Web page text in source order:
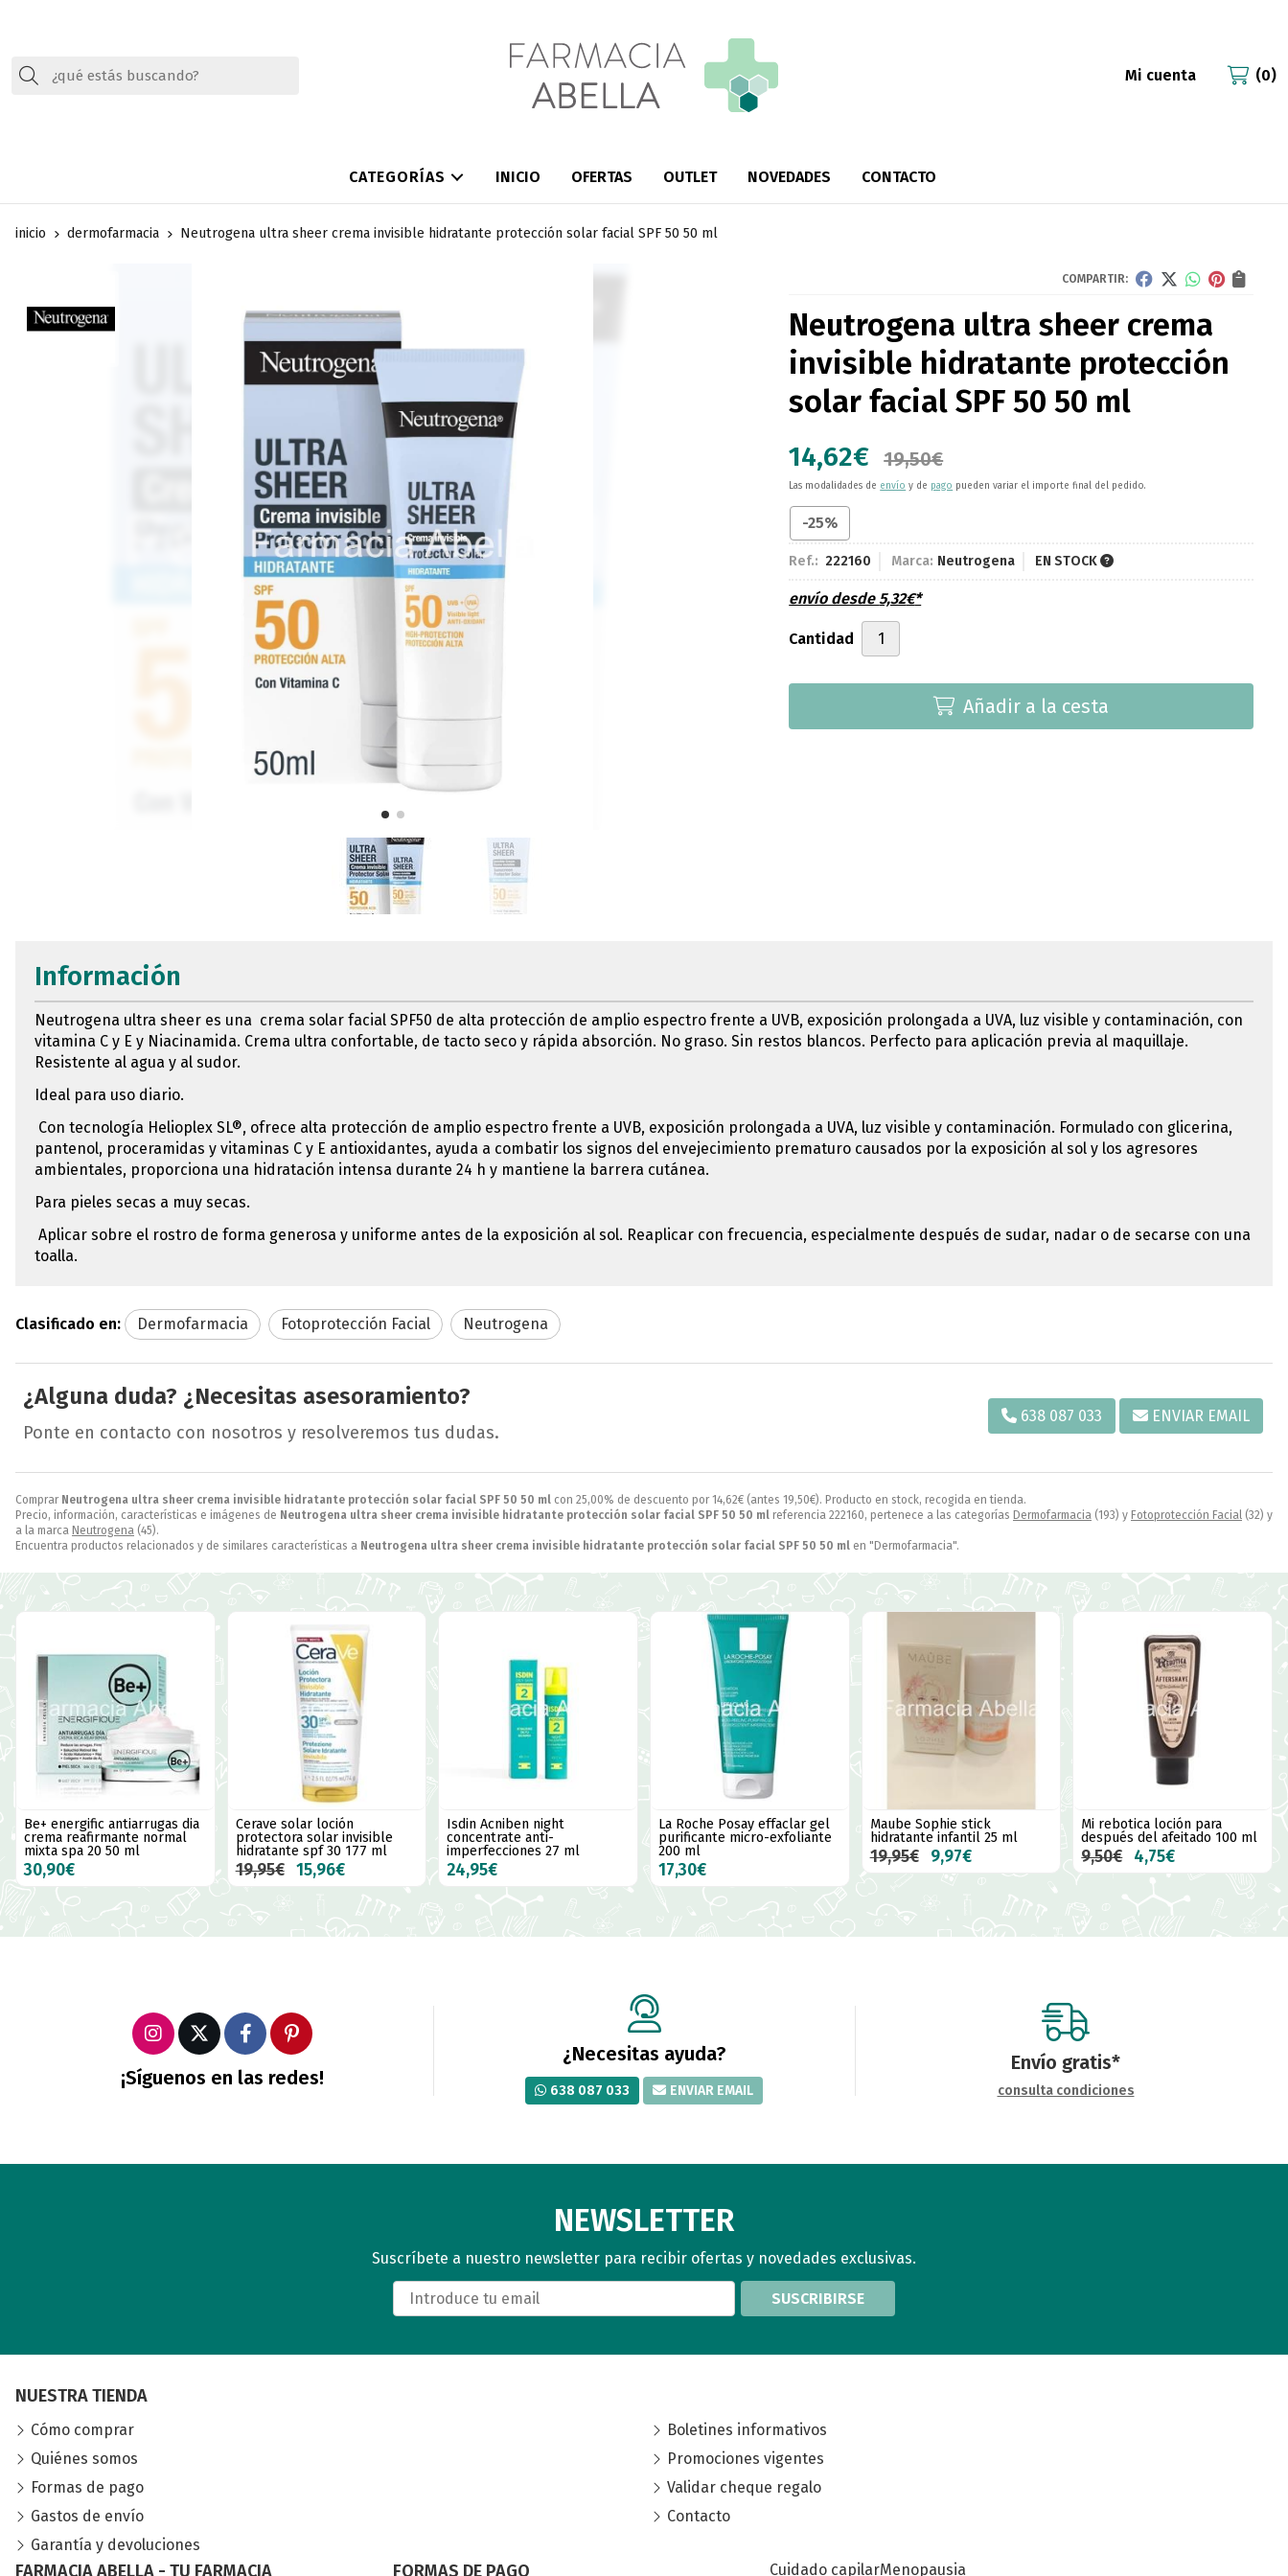
Buscar Mi cuenta 0
CATEGORÍAS INICIO OFERTAS OUTLET NOVEDADES CONTACTO
inicio dermofarmacia Neutrogena ultra sheer crema invisible hidratante protección solar facial SPF 50 50 ml
COMPARTIR:
Neutrogena ultra sheer crema
invisible hidratante protección
solar facial SPF 50 50 ml
14,62€ 19,50€
Las modalidades de envío y de pago pueden variar el importe final del pedido.
-25%
Ref.: 222160 Marca: Neutrogena EN STOCK
envío desde5,32€*
Cantidad
Añadir a la cesta
Comprar Neutrogena ultra sheer crema invisible hidratante protección solar facial SPF 50 50 ml con 25,00% de descuento por 14,62€ (antes 19,50€). Producto en stock, recogida en tienda.
Precio, información, características e imágenes de Neutrogena ultra sheer crema invisible hidratante protección solar facial SPF 50 50 ml referencia 222160, pertenece a las categorías Dermofarmacia (193) y Fotoprotección Facial (32) y
a la marca Neutrogena (45).
Encuentra productos relacionados y de similares características a Neutrogena ultra sheer crema invisible hidratante protección solar facial SPF 50 50 ml en "Dermofarmacia".
Información
Neutrogena ultra sheer es una crema solar facial SPF50 de alta protección de amplio espectro frente a UVB, exposición prolongada a UVA, luz visible y contaminación, con
vitamina C y E y Niacinamida. Crema ultra confortable, de tacto seco y rápida absorción. No graso. Sin restos blancos. Perfecto para aplicación previa al maquillaje.
Resistente al agua y al sudor.
Ideal para uso diario.
Con tecnología Helioplex SL®, ofrece alta protección de amplio espectro frente a UVB, exposición prolongada a UVA, luz visible y contaminación. Formulado con glicerina,
pantenol, proceramidas y vitaminas C y E antioxidantes, ayuda a combatir los signos del envejecimiento prematuro causados por la exposición al sol y los agresores
ambientales, proporciona una hidratación intensa durante 24 h y mantiene la barrera cutánea.
Para pieles secas a muy secas.
Aplicar sobre el rostro de forma generosa y uniforme antes de la exposición al sol. Reaplicar con frecuencia, especialmente después de sudar, nadar o de secarse con una
toalla.
Clasificado en: Dermofarmacia Fotoprotección Facial Neutrogena
¿Alguna duda? ¿Necesitas asesoramiento?
Ponte en contacto con nosotros y resolveremos tus dudas.
638 087 033 ENVIAR EMAIL
Be+ energific antiarrugas dia
crema reafirmante normal
mixta spa 20 50 ml
30,90€
Cerave solar loción
protectora solar invisible
hidratante spf 30 177 ml
19,95€ 15,96€
Isdin Acniben night
concentrate anti-
imperfecciones 27 ml
24,95€
La Roche Posay effaclar gel
purificante micro-exfoliante
200 ml
17,30€
Maube Sophie stick
hidratante infantil 25 ml
19,95€ 9,97€
Mi rebotica loción para
después del afeitado 100 ml
9,50€ 4,75€
¡Síguenos en las redes!
¿Necesitas ayuda?
638 087 033 ENVIAR EMAIL
Envío gratis*
consulta condiciones
NEWSLETTER
Suscríbete a nuestro newsletter para recibir ofertas y novedades exclusivas.
SUSCRIBIRSE
FARMACIA ABELLA - TU FARMACIA FORMAS DE PAGO
NUESTRA TIENDA
Cómo comprar
Quiénes somos
Formas de pago
Gastos de envío
Garantía y devoluciones
Boletines informativos
Promociones vigentes
Validar cheque regalo
Contacto
Cuidado capilarMenopausia